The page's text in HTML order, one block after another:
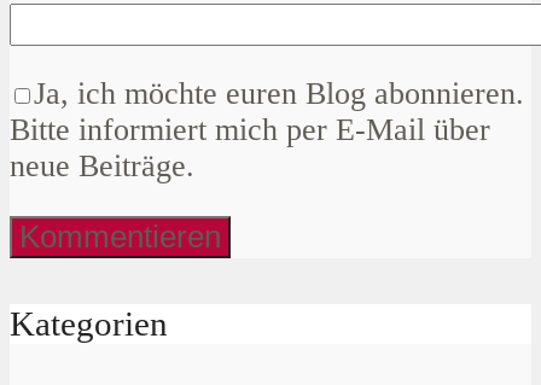
Ja, ich möchte euren Blog abonnieren.
Bitte informiert mich per E-Mail über
neue Beiträge.
Kategorien